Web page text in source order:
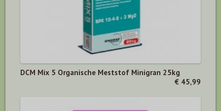
DCM Mix 5 Organische Meststof Minigran 25kg
€ 45,99